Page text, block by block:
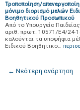
Τροποποίηση/
μόνιμο διορισμό μελών
Βοηθητικού Προσωπικού
Από το Υπουργείο
αριθ. πρωτ. 10571/Ε4/24-
καλούνται τα υποψήφια
Ειδικού Βοηθητικο…
← Νεότερη ανάρτηση